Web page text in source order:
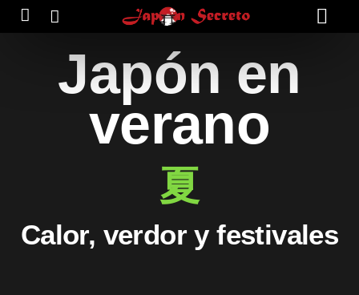
Japón en
verano
夏
Calor, verdor y festivales